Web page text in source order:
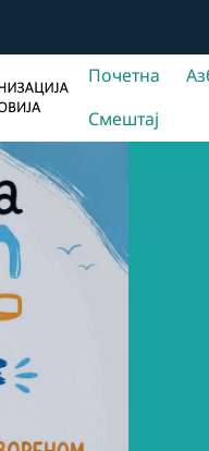
Почетна
Смештај